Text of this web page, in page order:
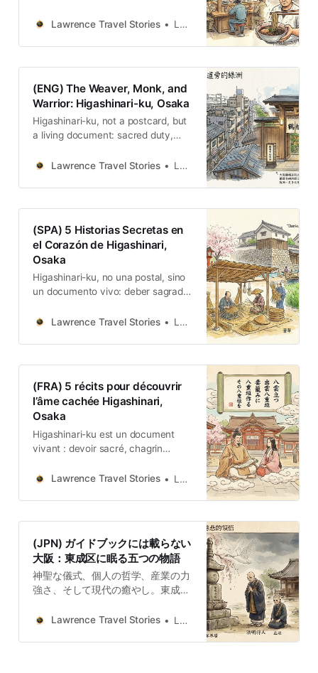
道旁溫泉的療癒水霧。這五個故事共
同，也告訴我們：歷史的偉大，不僅
存在於宏偉的城堡與華麗的殿堂中，
節裡。
Lawrence Travel Stories Lawrence
(ENG) The Weaver, Monk, and
Warrior: Higashinari-ku, Osaka
Higashinari-ku, not a postcard, but
a living document: sacred duty,
transformation, industrial grit, and
Lawrence Travel Stories Lawrence
(SPA) 5 Historias Secretas en
el Corazón de Higashinari,
Osaka
Higashinari-ku, no una postal, sino
un documento vivo: deber sagrado,
mítica, coraje industrial y serenidad
Lawrence Travel Stories Lawrence
(FRA) 5 récits pour découvrir
l’âme cachée Higashinari,
Osaka
Higashinari-ku est un document
vivant : devoir sacré, chagrin
mythique, ténacité industrielle et
Lawrence Travel Stories Lawrence
(JPN) ガイドブックには載らない
大阪：東成区に眠る五つの物語
神聖な儀式、個人の哲学、産業の力
強さ、そして現代の癒やし。東成区
の真の価値が、歴史の重なりの中に
Lawrence Travel Stories Lawrence